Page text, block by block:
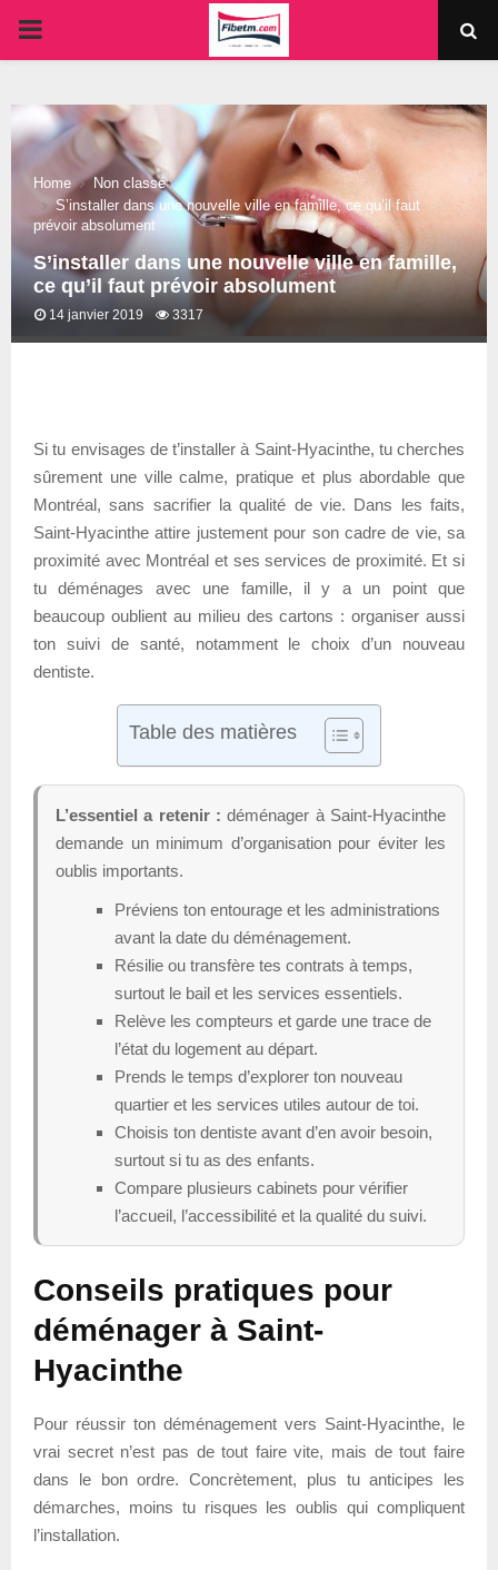
PRIMARY
Home
Non classé
S’installer dans une nouvelle ville en famille, ce qu’il faut
prévoir absolument
S’installer dans une nouvelle ville en famille,
ce qu’il faut prévoir absolument
14 janvier 2019 3317
Si tu envisages de t’installer à Saint-Hyacinthe, tu cherches
sûrement une ville calme, pratique et plus abordable que
Montréal, sans sacrifier la qualité de vie. Dans les faits,
Saint-Hyacinthe attire justement pour son cadre de vie, sa
proximité avec Montréal et ses services de proximité. Et si
tu déménages avec une famille, il y a un point que
beaucoup oublient au milieu des cartons : organiser aussi
ton suivi de santé, notamment le choix d’un nouveau
dentiste.
Table des matières
L’essentiel a retenir : déménager à Saint-Hyacinthe
demande un minimum d’organisation pour éviter les
oublis importants.
Préviens ton entourage et les administrations
avant la date du déménagement.
Résilie ou transfère tes contrats à temps,
surtout le bail et les services essentiels.
Relève les compteurs et garde une trace de
l’état du logement au départ.
Prends le temps d’explorer ton nouveau
quartier et les services utiles autour de toi.
Choisis ton dentiste avant d’en avoir besoin,
surtout si tu as des enfants.
Compare plusieurs cabinets pour vérifier
l’accueil, l’accessibilité et la qualité du suivi.
Conseils pratiques pour
déménager à Saint-
Hyacinthe
Pour réussir ton déménagement vers Saint-Hyacinthe, le
vrai secret n’est pas de tout faire vite, mais de tout faire
dans le bon ordre. Concrètement, plus tu anticipes les
démarches, moins tu risques les oublis qui compliquent
l’installation.